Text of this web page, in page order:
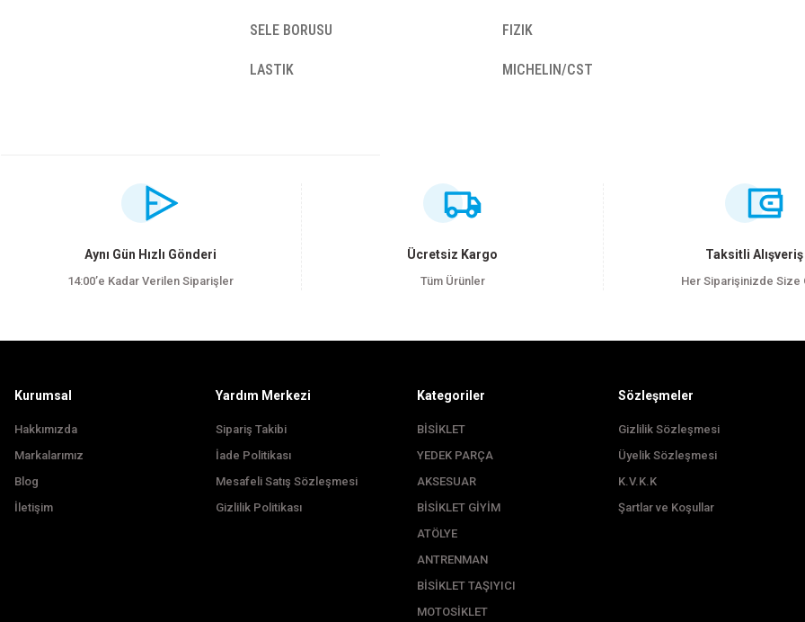
SELE BORUSU FIZIK
LASTIK MICHELIN/CST
Görüş ve önerileriniz için teşekkür ederiz.
Ürün açıklamasında eksik bilgiler bulunuyor.
Ürün bilgilerinde hatalar bulunuyor.
Aynı Gün Hızlı Gönderi
14:00’e Kadar Verilen Siparişler
Ücretsiz Kargo
Tüm Ürünler
Taksitli Alışveriş
Her Siparişinizde Size
Kurumsal
Hakkımızda
Markalarımız
Blog
İletişim
Yardım Merkezi
Sipariş Takibi
İade Politikası
Mesafeli Satış Sözleşmesi
Gizlilik Politikası
Kategoriler
BİSİKLET
YEDEK PARÇA
AKSESUAR
BİSİKLET GİYİM
ATÖLYE
ANTRENMAN
BİSİKLET TAŞIYICI
MOTOSİKLET
Sözleşmeler
Gizlilik Sözleşmesi
Üyelik Sözleşmesi
K.V.K.K
Şartlar ve Koşullar